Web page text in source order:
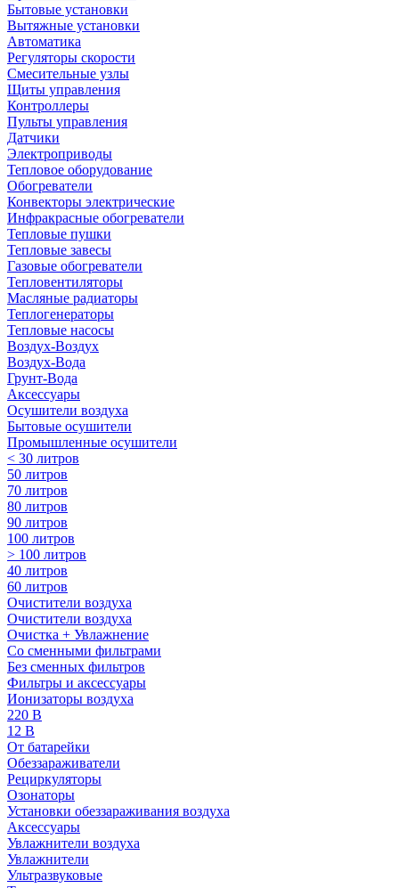
Бытовые установки
Вытяжные установки
Автоматика
Регуляторы скорости
Смесительные узлы
Щиты управления
Контроллеры
Пульты управления
Датчики
Электроприводы
Тепловое оборудование
Обогреватели
Конвекторы электрические
Инфракрасные обогреватели
Тепловые пушки
Тепловые завесы
Газовые обогреватели
Тепловентиляторы
Масляные радиаторы
Теплогенераторы
Тепловые насосы
Воздух-Воздух
Воздух-Вода
Грунт-Вода
Аксессуары
Осушители воздуха
Бытовые осушители
Промышленные осушители
< 30 литров
50 литров
70 литров
80 литров
90 литров
100 литров
> 100 литров
40 литров
60 литров
Очистители воздуха
Очистители воздуха
Очистка + Увлажнение
Cо сменными фильтрами
Без сменных фильтров
Фильтры и аксессуары
Ионизаторы воздуха
220 В
12 В
От батарейки
Обеззараживатели
Рециркуляторы
Озонаторы
Установки обеззараживания воздуха
Аксессуары
Увлажнители воздуха
Увлажнители
Ультразвуковые